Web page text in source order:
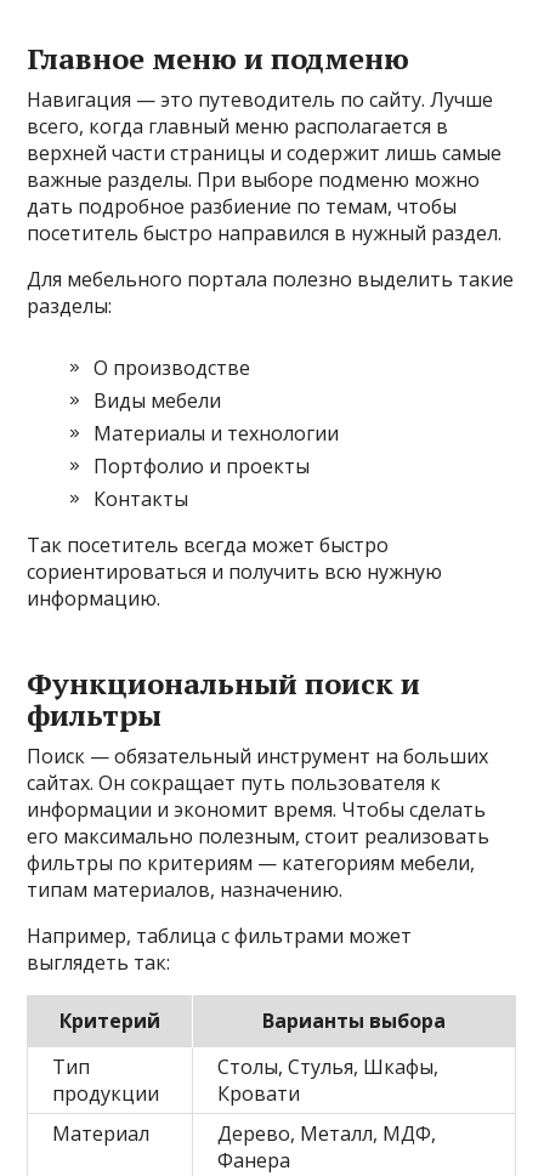
Главное меню и подменю
Навигация — это путеводитель по сайту. Лучше
всего, когда главный меню располагается в
верхней части страницы и содержит лишь самые
важные разделы. При выборе подменю можно
дать подробное разбиение по темам, чтобы
посетитель быстро направился в нужный раздел.
Для мебельного портала полезно выделить такие
разделы:
О производстве
Виды мебели
Материалы и технологии
Портфолио и проекты
Контакты
Так посетитель всегда может быстро
сориентироваться и получить всю нужную
информацию.
Функциональный поиск и
фильтры
Поиск — обязательный инструмент на больших
сайтах. Он сокращает путь пользователя к
информации и экономит время. Чтобы сделать
его максимально полезным, стоит реализовать
фильтры по критериям — категориям мебели,
типам материалов, назначению.
Например, таблица с фильтрами может
выглядеть так:
Критерий
Варианты выбора
Тип
продукции
Столы, Стулья, Шкафы,
Кровати
Материал
Дерево, Металл, МДФ,
Фанера